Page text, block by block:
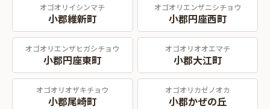
オゴオリイシンマチ
小郡維新町
オゴオリエンザニシチョウ
小郡円座西町
オゴオリエンザヒガシチョウ
小郡円座東町
オゴオリオオエマチ
小郡大江町
オゴオリオザキチョウ
小郡尾崎町
オゴオリカゼノオカ
小郡かぜの丘